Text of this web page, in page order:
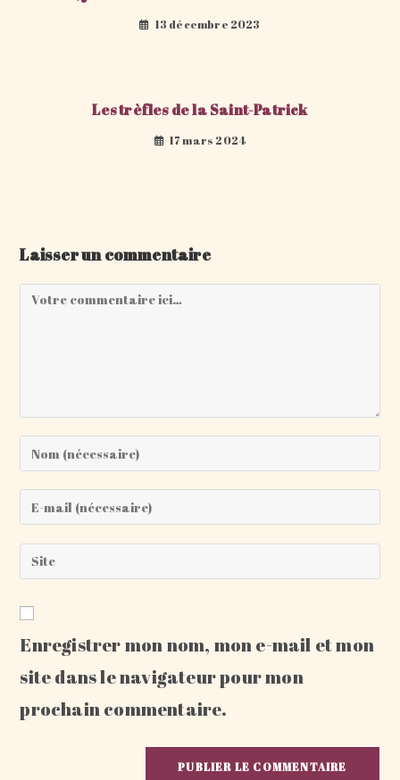
13 décembre 2023
Les trèfles de la Saint-Patrick
17 mars 2024
Laisser un commentaire
Comment
Enter
your
name
or
to
comment
Enter
your
email
address
comment
Saisir
l’URL
votre
site
Enregistrer mon nom, mon e-mail et mon
site dans le navigateur pour mon
prochain commentaire.